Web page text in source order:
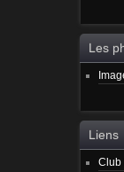
Les
Liens
Club